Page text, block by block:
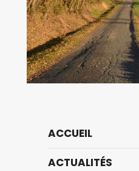
ACCUEIL
ACTUALITÉS